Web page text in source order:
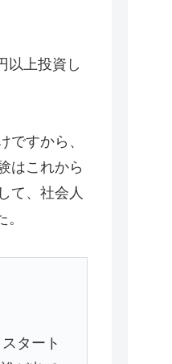
以上投資し
ですから、
はこれから
て、社会人
タート